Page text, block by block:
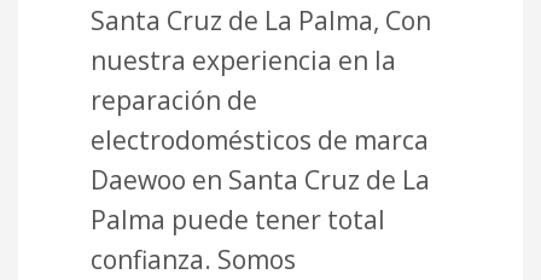
Santa Cruz de La Palma, Con
nuestra experiencia en la
reparación de
electrodomésticos de marca
Daewoo en Santa Cruz de La
Palma puede tener total
confianza. Somos